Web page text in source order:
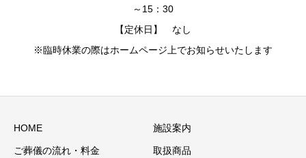
～15：30
【定休日】 なし
※臨時休業の際はホームページ上でお知らせいたします
HOME 施設案内
ご葬儀の流れ・料金 取扱商品